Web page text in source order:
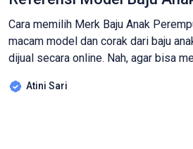
Cara memilih Merk Baju Anak
macam model dan corak dari baju
dijual secara online. Nah, agar bisa
memperhatikan empat poin berikut
Atini Sari